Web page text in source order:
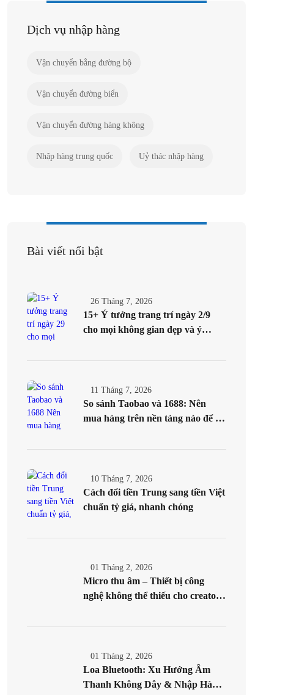
Dịch vụ nhập hàng
Vận chuyển bằng đường bộ
Vận chuyển đường biển
Vận chuyển đường hàng không
Nhập hàng trung quốc Uỷ thác nhập hàng
Bài viết nổi bật
26 Tháng 7, 2026
15+ Ý tưởng trang trí ngày 2/9
cho mọi không gian đẹp và ý
11 Tháng 7, 2026
So sánh Taobao và 1688: Nên
mua hàng trên nền tảng nào để tối
10 Tháng 7, 2026
Cách đổi tiền Trung sang tiền Việt
chuẩn tỷ giá, nhanh chóng
01 Tháng 2, 2026
Micro thu âm – Thiết bị công
nghệ không thể thiếu cho creator
01 Tháng 2, 2026
Loa Bluetooth: Xu Hướng Âm
Thanh Không Dây & Nhập Hàng